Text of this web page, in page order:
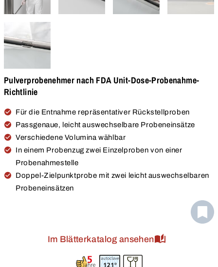
Pulverprobenehmer nach FDA Unit-Dose-Probenahme-
Richtlinie
Für die Entnahme repräsentativer Rückstellproben
Passgenaue, leicht auswechselbare Probeneinsätze
Verschiedene Volumina wählbar
In einem Probenzug zwei Einzelproben von einer
Probenahmestelle
Doppel-Zielpunktprobe mit zwei leicht auswechselbaren
Probeneinsätzen
Im Blätterkatalog ansehen